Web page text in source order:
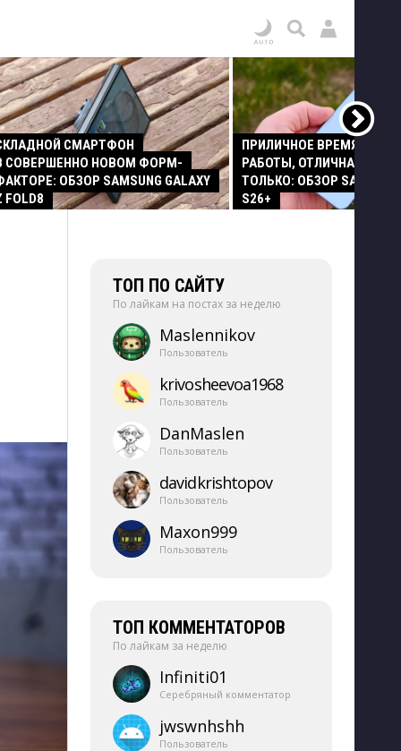
СМАРТФОН
СОВЕРШЕННО НОВОМ ФОРМ-
ОБЗОР SAMSUNG GALAXY
FOLD8
ПРИЛИЧНОЕ ВРЕМЯ
РАБОТЫ, ОТЛИЧНАЯ
ТОЛЬКО: ОБЗОР SAMSUNG
S26+
ТОП ПО САЙТУ
По лайкам на постах за неделю
Maslennikov
Пользователь
krivosheevoa1968
Пользователь
DanMaslen
Пользователь
davidkrishtopov
Пользователь
Maxon999
Пользователь
ТОП КОММЕНТАТОРОВ
По лайкам за неделю
Infiniti01
Серебряный комментатор
jwswnhshh
Пользователь